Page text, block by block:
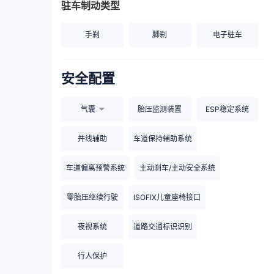
驻车制动类型
手刹 脚刹 电子驻车
安全配置
气囊 胎压监测装置 ESP稳定系统
并线辅助 车道保持辅助系统
车道偏离预警系统 主动刹车/主动安全系统
零胎压继续行驶 ISOFIX儿童座椅接口
夜视系统 道路交通标识识别
行人保护